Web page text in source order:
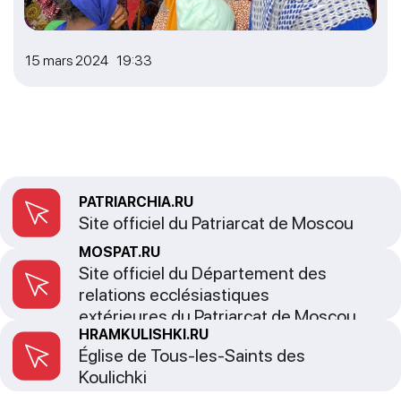
15 mars 2024 19:33
PATRIARCHIA.RU
Site officiel du Patriarcat de Moscou
MOSPAT.RU
Site officiel du Département des
relations ecclésiastiques
extérieures du Patriarcat de Moscou
HRAMKULISHKI.RU
Église de Tous-les-Saints des
Koulichki